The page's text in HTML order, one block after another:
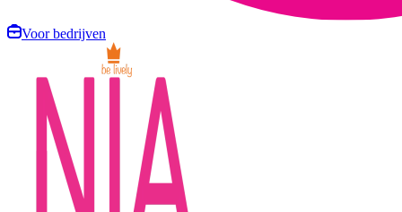
Voor bedrijven